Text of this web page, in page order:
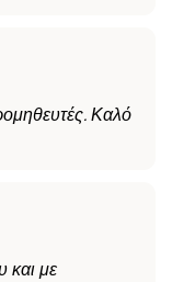
Καλό
και με